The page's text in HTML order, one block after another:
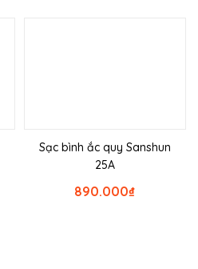
Sạc bình ắc quy Sanshun
25A
₫
890.000